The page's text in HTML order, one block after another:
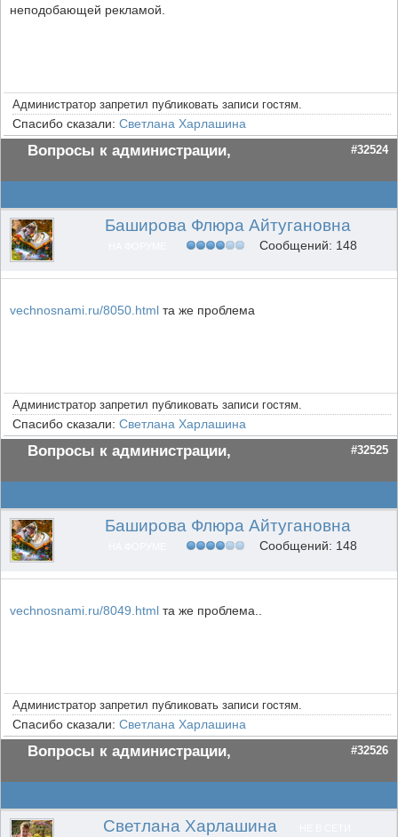
неподобающей рекламой.
Администратор запретил публиковать записи гостям.
Спасибо сказали: Светлана Харлашина
Вопросы к администрации, #32524
Баширова Флюра Айтугановна
Сообщений: 148
vechnosnami.ru/8050.html та же проблема
Администратор запретил публиковать записи гостям.
Спасибо сказали: Светлана Харлашина
Вопросы к администрации, #32525
Баширова Флюра Айтугановна
Сообщений: 148
vechnosnami.ru/8049.html та же проблема..
Администратор запретил публиковать записи гостям.
Спасибо сказали: Светлана Харлашина
Вопросы к администрации, #32526
Светлана Харлашина